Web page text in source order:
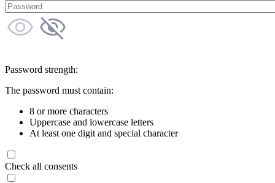
Password strength:
The password must contain:
8 or more characters
Uppercase and lowercase letters
At least one digit and special character
Check all consents